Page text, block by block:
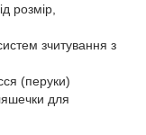
розмір,
зчитування з
(перуки)
для